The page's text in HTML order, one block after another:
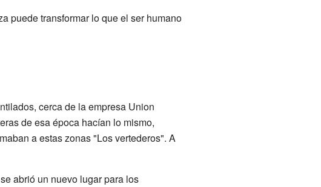
puede transformar lo que el ser humano
cerca de la empresa Union
de esa época hacían lo mismo,
a estas zonas "Los vertederos". A
abrió un nuevo lugar para los